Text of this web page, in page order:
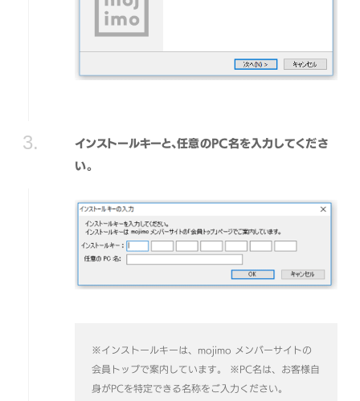
インストールキーと、任意のPC名を入力してくださ
い。
※インストールキーは、mojimo メンバーサイトの
会員トップで案内しています。
※PC名は、お客様自
身がPCを特定できる名称をご入力ください。